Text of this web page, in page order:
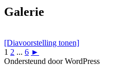
Galerie
[Diavoorstelling tonen]
1 2 ... 6 ►
Ondersteund door WordPress